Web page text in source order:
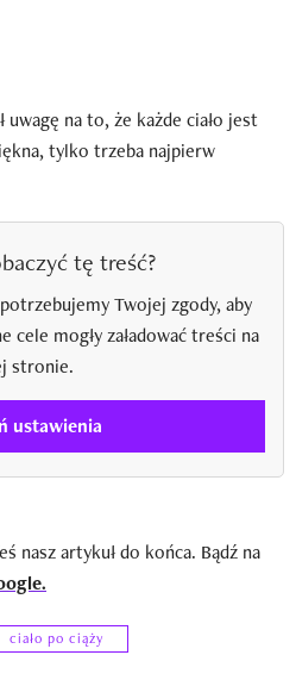
na to, że każde ciało jest
tylko trzeba najpierw
tę treść?
Twojej zgody, aby
cele mogły załadować treści na
stronie.
ustawienia
nasz artykuł do końca. Bądź na
ciało po ciąży